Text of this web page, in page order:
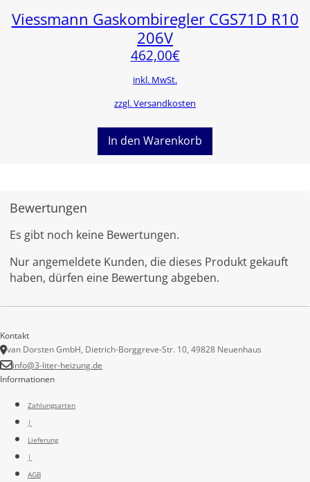
Viessmann Gaskombiregler CGS71D R10
206V
462,00€
inkl. MwSt.
zzgl. Versandkosten
In den Warenkorb
Bewertungen
Es gibt noch keine Bewertungen.
Nur angemeldete Kunden, die dieses Produkt gekauft
haben, dürfen eine Bewertung abgeben.
Informationen
Zahlungsarten
|
Lieferung
|
AGB
Kontakt
van Dorsten GmbH, Dietrich-Borggreve-Str. 10, 49828 Neuenhaus
info@3-liter-heizung.de